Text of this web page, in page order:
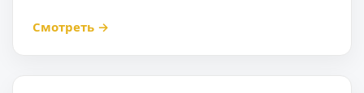
Смотреть →